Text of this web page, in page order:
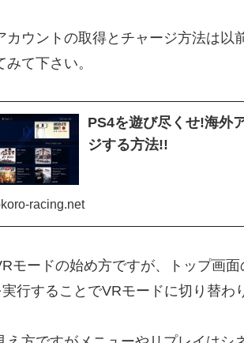
カウントの取得とチャージ方法は以
て下さい。
PS4を遊び尽くせ!海外
ジする方法!!
racing.net
モードの始め方ですが、トップ画
行することでVRモードに切り替わ